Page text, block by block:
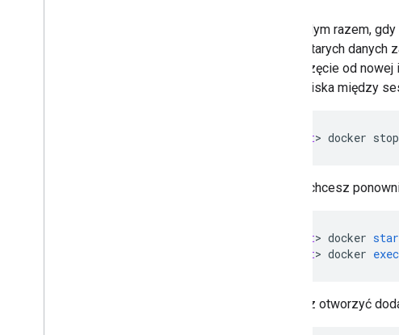
Za każdym razem,
utratę starych
rozpoczęcie od
środowiska między
@host> docker stop
Gdy zechcesz
@host> docker
@host> docker exec
Możesz otworzyć